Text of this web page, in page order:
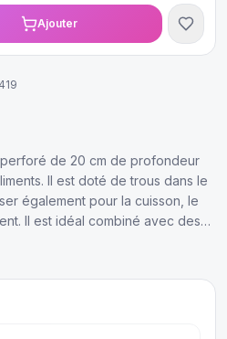
Ajouter
de 20 cm de profondeur
Il est doté de trous dans le
également pour la cuisson, le
Il est idéal combiné avec des
de 32,5 x 26,5cm.